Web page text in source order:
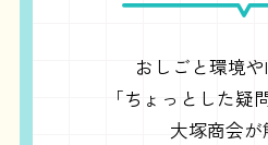
おしごと環境
「ちょっとした疑
大塚商会が